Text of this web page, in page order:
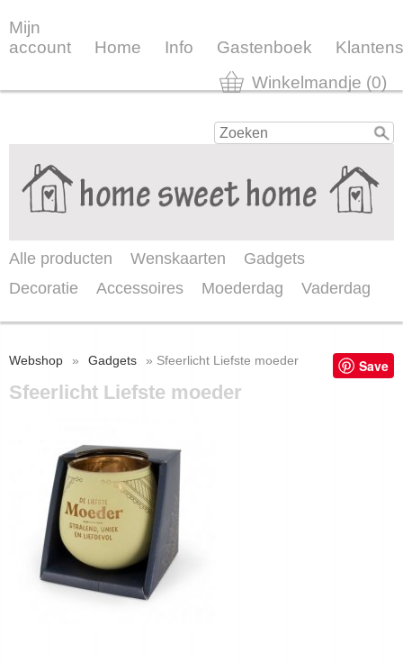
Mijn
account
Home Info Gastenboek
Winkelmandje (0)
Alle producten Wenskaarten
Gadgets
Decoratie
Accessoires Moederdag Vaderdag
Save
Webshop » Gadgets » Sfeerlicht Liefste moeder
Sfeerlicht Liefste moeder